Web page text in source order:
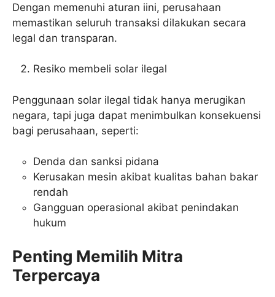
Dengan memenuhi aturan iini, perusahaan
memastikan seluruh transaksi dilakukan secara
legal dan transparan.
Resiko membeli solar ilegal
Penggunaan solar ilegal tidak hanya merugikan
negara, tapi juga dapat menimbulkan konsekuensi
bagi perusahaan, seperti:
Denda dan sanksi pidana
Kerusakan mesin akibat kualitas bahan bakar
rendah
Gangguan operasional akibat penindakan
hukum
Penting Memilih Mitra
Terpercaya